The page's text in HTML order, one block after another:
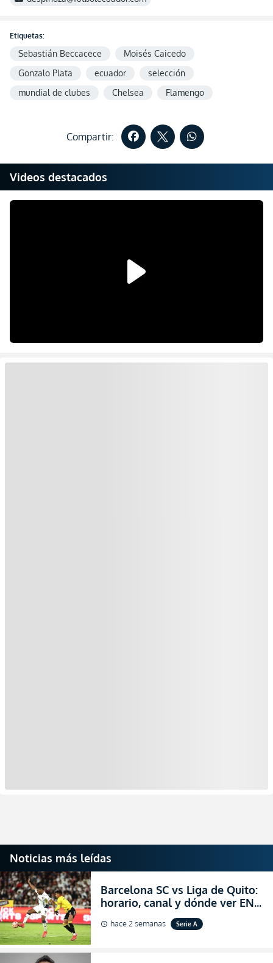
Etiquetas:
Sebastián Beccacece
Moisés Caicedo
Gonzalo Plata
ecuador
selección
mundial de clubes
Chelsea Flamengo
Compartir:
Videos destacados
Noticias más leídas
Barcelona SC vs Liga de Quito:
horario, canal y dónde ver EN
VIVO la Fecha 22 de la LigaPro
2026
schedule hace 2 semanas Serie A